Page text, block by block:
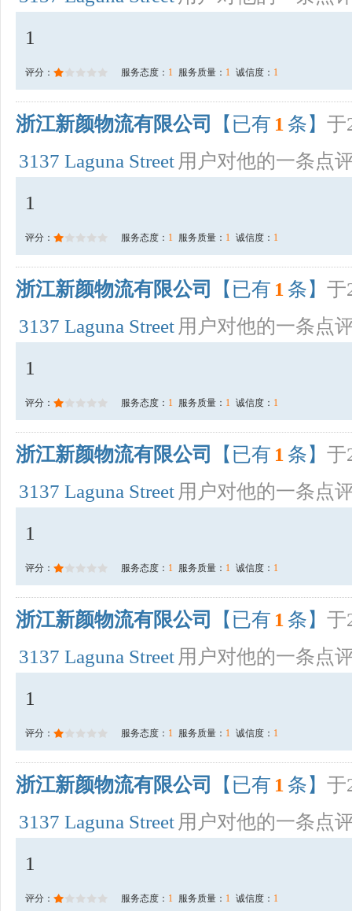
1
评分： 服务态度： 1 服务质量： 1 诚信度： 1
浙江新颜物流有限公司 【已有 1 条】 于
3137 Laguna Street 用户对他的一条点
1
评分： 服务态度： 1 服务质量： 1 诚信度： 1
浙江新颜物流有限公司 【已有 1 条】 于
3137 Laguna Street 用户对他的一条点
1
评分： 服务态度： 1 服务质量： 1 诚信度： 1
浙江新颜物流有限公司 【已有 1 条】 于
3137 Laguna Street 用户对他的一条点
1
评分： 服务态度： 1 服务质量： 1 诚信度： 1
浙江新颜物流有限公司 【已有 1 条】 于
3137 Laguna Street 用户对他的一条点
1
评分： 服务态度： 1 服务质量： 1 诚信度： 1
浙江新颜物流有限公司 【已有 1 条】 于
3137 Laguna Street 用户对他的一条点
1
评分： 服务态度： 1 服务质量： 1 诚信度： 1